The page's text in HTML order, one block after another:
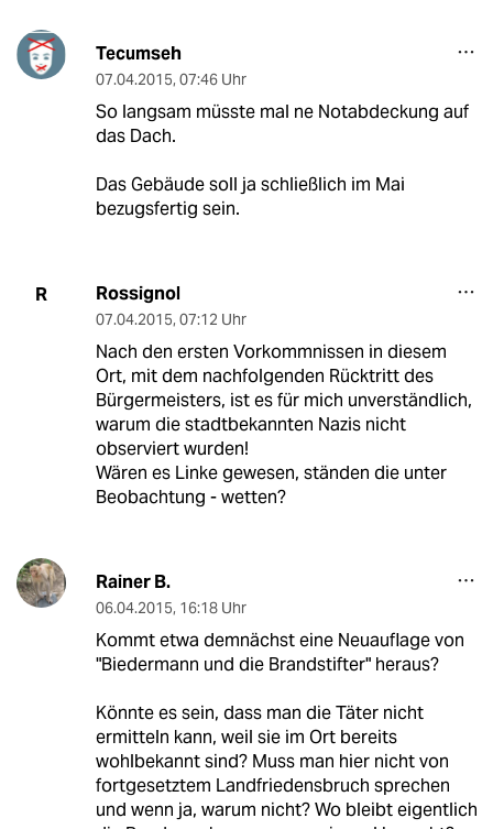
Tecumseh
07.04.2015, 07:46 Uhr
So langsam müsste mal ne Notabdeckung auf
das Dach.
Das Gebäude soll ja schließlich im Mai
bezugsfertig sein.
R Rossignol
07.04.2015, 07:12 Uhr
Nach den ersten Vorkommnissen in diesem
Ort, mit dem nachfolgenden Rücktritt des
Bürgermeisters, ist es für mich unverständlich,
warum die stadtbekannten Nazis nicht
observiert wurden!
Wären es Linke gewesen, ständen die unter
Beobachtung - wetten?
Rainer B.
06.04.2015, 16:18 Uhr
Kommt etwa demnächst eine Neuauflage von
"Biedermann und die Brandstifter" heraus?
Könnte es sein, dass man die Täter nicht
ermitteln kann, weil sie im Ort bereits
wohlbekannt sind? Muss man hier nicht von
fortgesetztem Landfriedensbruch sprechen
und wenn ja, warum nicht? Wo bleibt eigentlich